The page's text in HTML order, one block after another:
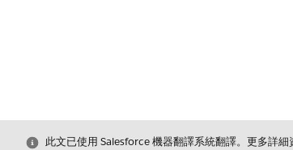
結束
此文已使用 Salesforce 機器翻譯系統翻譯。更多詳細